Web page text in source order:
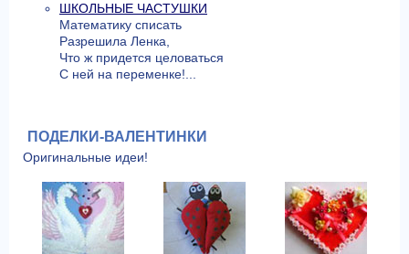
ШКОЛЬНЫЕ ЧАСТУШКИ
Математику списать
Разрешила Ленка,
Что ж придется целоваться
С ней на переменке!...
ПОДЕЛКИ-ВАЛЕНТИНКИ
Оригинальные идеи!